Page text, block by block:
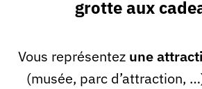
grotte aux
Vous représentez une
(musée, parc d’attraction,